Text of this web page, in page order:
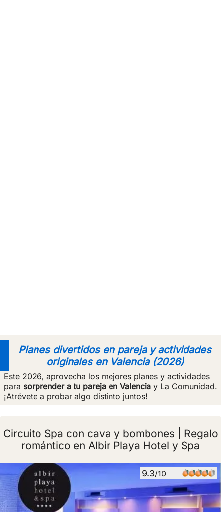
Planes divertidos en pareja y actividades
originales en Valencia (2026)
Este 2026, aprovecha los mejores planes y actividades
para sorprender a tu pareja en Valencia y La Comunidad.
¡Atrévete a probar algo distinto juntos!
Circuito Spa con cava y bombones | Regalo
romántico en Albir Playa Hotel y Spa
9.3/10